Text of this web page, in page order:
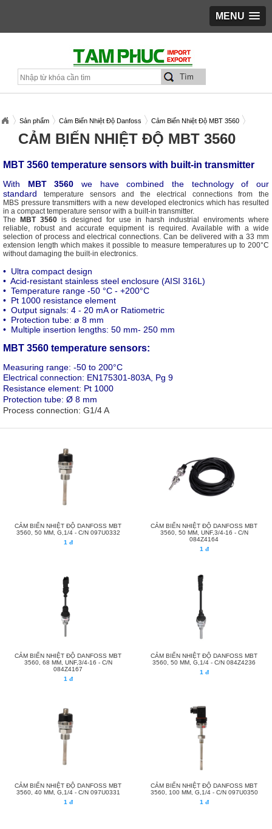
MENU
Sản phẩm Cảm Biến Nhiệt Độ Danfoss Cảm Biến Nhiệt Độ MBT 3560
CẢM BIẾN NHIỆT ĐỘ MBT 3560
MBT 3560 temperature sensors with built-in transmitter
With MBT 3560we have combined the technology of our
standard temperature sensors and the electrical connections from the
MBS pressure transmitters with a new developed electronics which hasresulted
in a compact temperature sensor with a built-in transmitter.
The
MBT 3560 is designed for use in harsh industrial enviroments where
reliable, robust and accurate equipment is required. Available with a wide
selection of process and electrical connections. Can be delivered with a 33 mm
extension length which makes itpossible to measure temperatures up to 200°C
without damaging the built-in electronics.
• Ultra compact design
• Acid-resistant stainless steel enclosure (AISI 316L)
• Temperature range -50 °C - +200°C
• Pt 1000 resistance element
• Output signals: 4 - 20 mA or Ratiometric
• Protection tube: ø 8 mm
• Multiple insertion lengths: 50 mm- 250 mm
MBT 3560 temperature sensors:
Measuring range: -50 to 200°C
Electrical connection: EN175301-803A, Pg 9
Resistance element: Pt 1000
Protection tube: Ø 8 mm
Process connection: G1/4 A
CẢM BIẾN NHIỆT ĐỘ DANFOSS MBT
3560, 50 MM, G,1/4 - C/N 097U0332
1 đ
CẢM BIẾN NHIỆT ĐỘ DANFOSS MBT
3560, 50 MM, UNF,3/4-16 - C/N
084Z4164
1 đ
CẢM BIẾN NHIỆT ĐỘ DANFOSS MBT
3560, 68 MM, UNF,3/4-16 - C/N
084Z4167
1 đ
CẢM BIẾN NHIỆT ĐỘ DANFOSS MBT
3560, 50 MM, G,1/4 - C/N 084Z4236
1 đ
CẢM BIẾN NHIỆT ĐỘ DANFOSS MBT
3560, 40 MM, G,1/4 - C/N 097U0331
1 đ
CẢM BIẾN NHIỆT ĐỘ DANFOSS MBT
3560, 100 MM, G,1/4 - C/N 097U0350
1 đ